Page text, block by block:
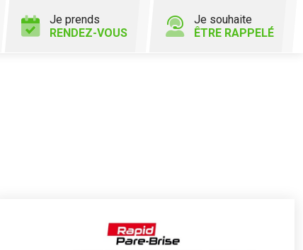
Je prends
RENDEZ-VOUS
Je souhaite
ÊTRE RAPPELÉ